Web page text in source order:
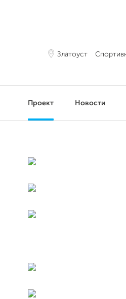
Златоуст
Проект Новости